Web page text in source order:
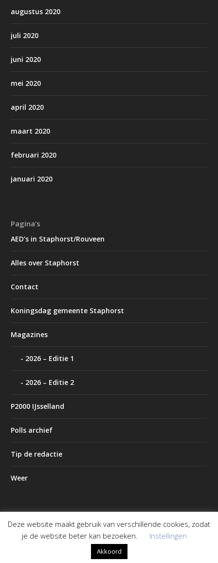
augustus 2020
juli 2020
juni 2020
mei 2020
april 2020
maart 2020
februari 2020
januari 2020
Pagina’s
AED’s in Staphorst/Rouveen
Alles over Staphorst
Contact
Koningsdag gemeente Staphorst
Magazines
2026 – Editie 1
2026 – Editie 2
P2000 IJsselland
Polls archief
Tip de redactie
Weer
Ontworpen doorElegant Themes | Mogelijk gemaakt door
WordPress
Deze website maakt gebruik van verschillende cookies, zodat
je de website beter kan bezoeken.
Instellingen
Akkoord